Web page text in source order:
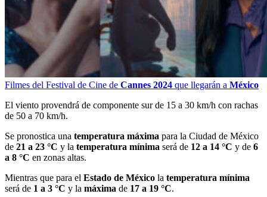
Filmes del Festival de Cine de Cannes 2024 que llegarán a México
El viento provendrá de componente sur de 15 a 30 km/h con rachas
de 50 a 70 km/h.
Se pronostica una temperatura máxima para la Ciudad de México
de 21 a 23 °C y la temperatura mínima será de 12 a 14 °C y de 6
a 8 °C en zonas altas.
Mientras que para el Estado de México la temperatura mínima
será de 1 a 3 °C y la máxima de 17 a 19 °C.